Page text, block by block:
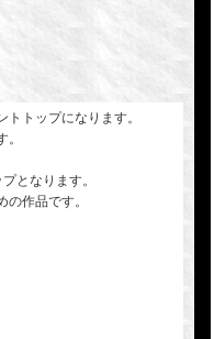
トップになります。
となります。
作品です。